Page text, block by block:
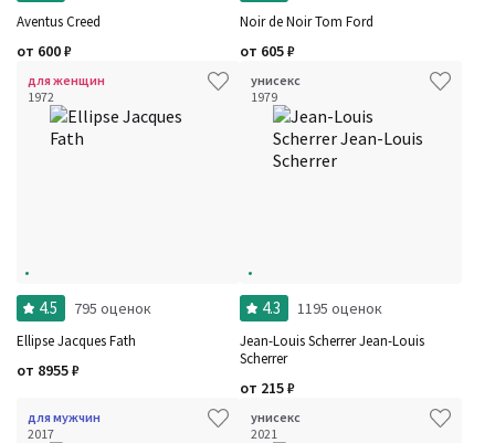
Aventus Creed
от 600₽
Noir de Noir Tom Ford
от 605₽
для женщин
1972
4.5 795 оценок
Ellipse Jacques Fath
от 8955₽
унисекс
1979
4.3 1195 оценок
Jean-Louis Scherrer Jean-Louis
Scherrer
от 215₽
для мужчин
2017
унисекс
2021